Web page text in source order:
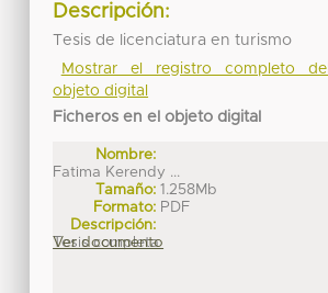
Descripción:
Tesis de licenciatura en turismo
Mostrar el registro completo del
objeto digital
Ficheros en el objeto digital
Nombre:
Fatima Kerendy ...
Tamaño: 1.258Mb
Formato: PDF
Descripción:
Tesis completa
Ver documento